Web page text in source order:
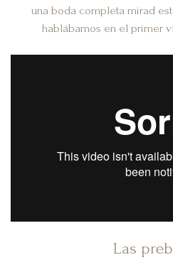
una boda completa mirad
hablábamos en el primer
Las